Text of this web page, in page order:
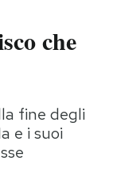
che
fine degli
e i suoi